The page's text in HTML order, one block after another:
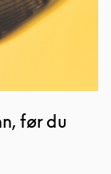
før du